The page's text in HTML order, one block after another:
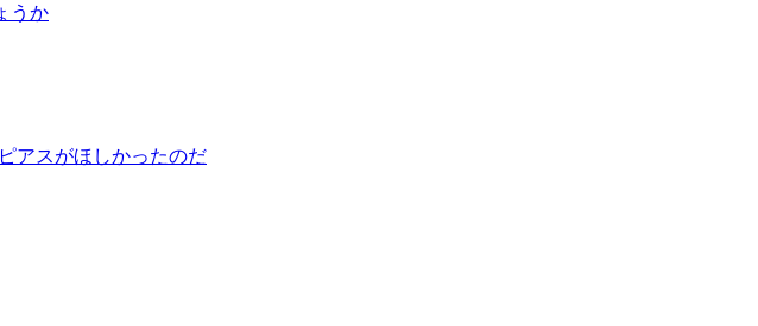
うか
アスがほしかったのだ